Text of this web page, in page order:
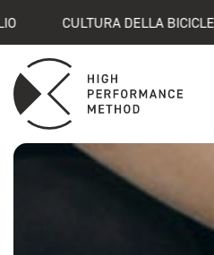
CULTURA DELLA BICICLETTA